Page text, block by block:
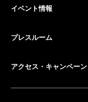
イベント情報
プレスルーム
アクセス・キャンペーン